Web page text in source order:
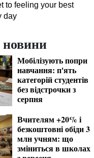
to feeling your best
day
Мобілізують попри
навчання: п'ять
категорій студентів
без відстрочки з
серпня
Вчителям +20% і
безкоштовні обіди 3
млн учням: що
зміниться в школах